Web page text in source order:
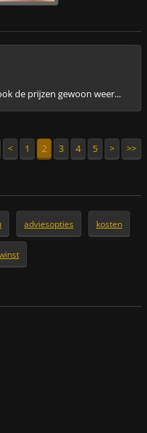
de prijzen gewoon weer...
< 1 2 3 4 5 > >>
adviesopties kosten